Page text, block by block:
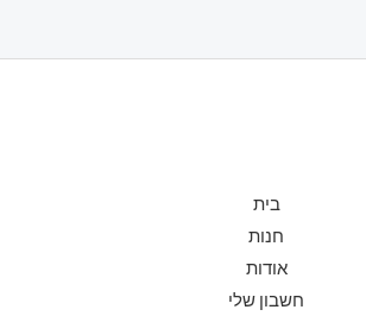
בית
חנות
אודות
חשבון שלי